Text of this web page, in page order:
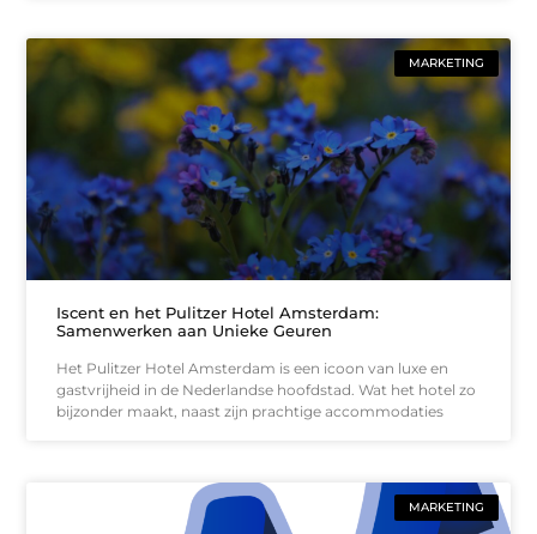
MARKETING
Iscent en het Pulitzer Hotel Amsterdam:
Samenwerken aan Unieke Geuren
Het Pulitzer Hotel Amsterdam is een icoon van luxe en
gastvrijheid in de Nederlandse hoofdstad. Wat het hotel zo
bijzonder maakt, naast zijn prachtige accommodaties
MARKETING